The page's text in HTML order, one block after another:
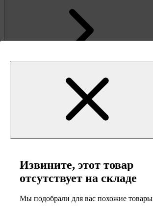
Извините, этот товар
отсутствует на складе
Мы подобрали для вас похожие товары